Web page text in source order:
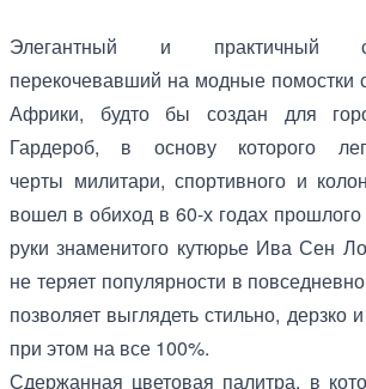
Элегантный и практичный
перекочевавший на модные помостки
Африки, будто бы создан для
Гардероб, в основу которого
черты милитари, спортивного и
вошел в обиход в 60-х годах прошлого
руки знаменитого кутюрье Ива Сен
не теряет популярности в
позволяет выглядеть стильно, дерзко
при этом на все 100%.
Сдержанная цветовая палитра, в